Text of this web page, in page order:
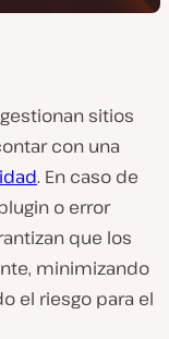
sitios
con una
. En caso de
o error
que los
minimizando
el riesgo para el